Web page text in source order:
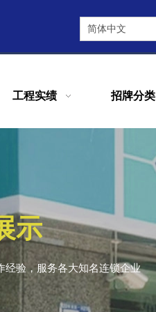
简体中文
工程实绩 招牌分类
示
经验，服务各大知名连锁企业